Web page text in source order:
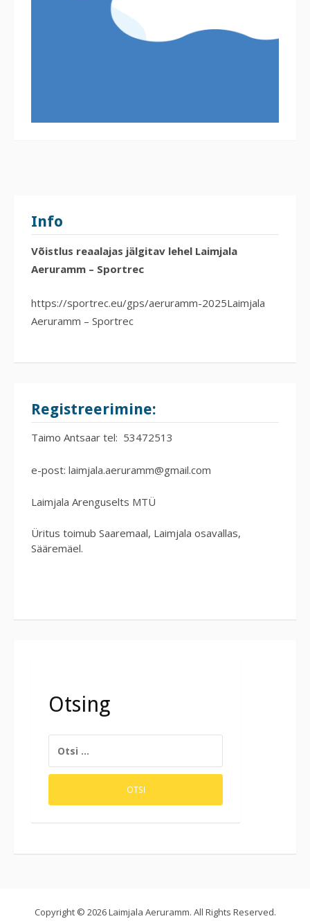
Info
Võistlus reaalajas jälgitav lehel Laimjala
Aeruramm – Sportrec
https://sportrec.eu/gps/aeruramm-2025Laimjala
Aeruramm – Sportrec
Registreerimine:
Taimo Antsaar tel: 53472513
e-post: laimjala.aeruramm@gmail.com
Laimjala Arenguselts MTÜ
Üritus toimub Saaremaal, Laimjala osavallas,
Sääremäel.
Otsing
Copyright © 2026 Laimjala Aeruramm. All Rights Reserved.